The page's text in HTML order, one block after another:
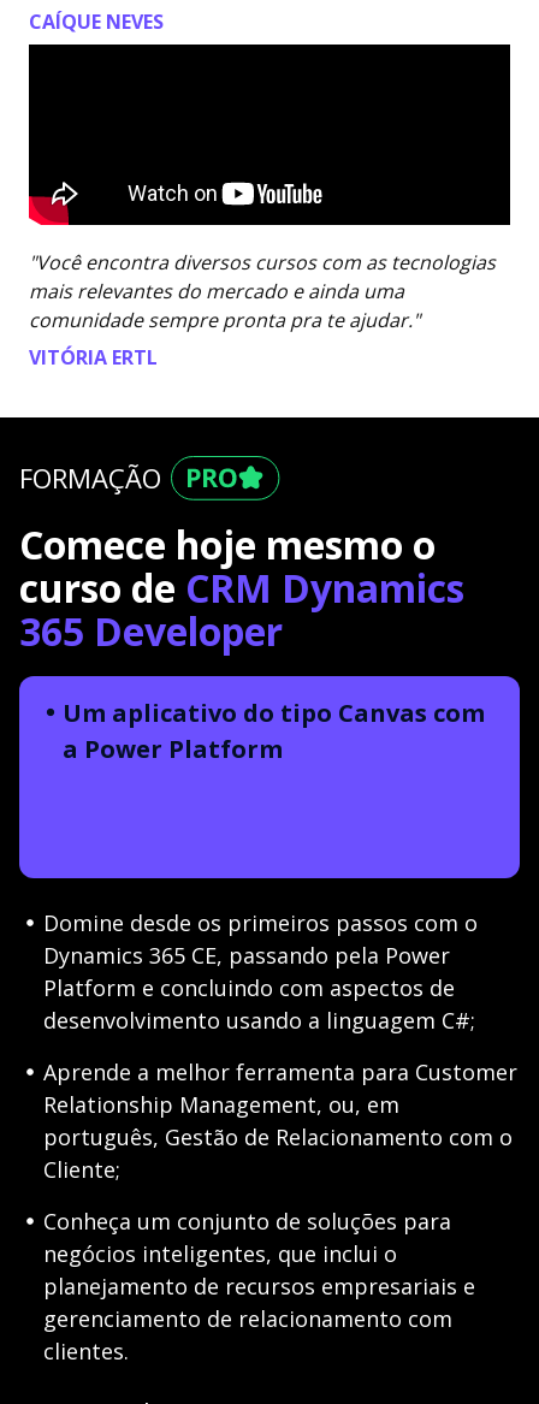
CAÍQUE NEVES
"Você encontra diversos cursos com as tecnologias
mais relevantes do mercado e ainda uma
comunidade sempre pronta pra te ajudar."
VITÓRIA ERTL
FORMAÇÃO
Comece hoje mesmo o
curso de CRM Dynamics
365 Developer
Um aplicativo do tipo Canvas com
a Power Platform
Domine desde os primeiros passos com o
Dynamics 365 CE, passando pela Power
Platform e concluindo com aspectos de
desenvolvimento usando a linguagem C#;
Aprende a melhor ferramenta para Customer
Relationship Management, ou, em
português, Gestão de Relacionamento com o
Cliente;
Conheça um conjunto de soluções para
negócios inteligentes, que inclui o
planejamento de recursos empresariais e
gerenciamento de relacionamento com
clientes.